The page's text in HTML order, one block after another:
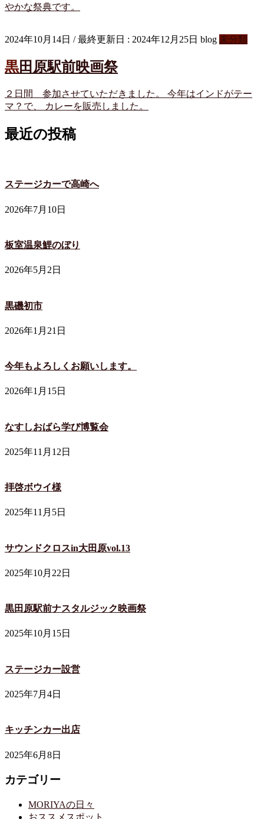
やかな祭典です。
2024年10月14日 / 最終更新日 : 2024年12月25日 blog 未分類
黒田原駅前映画祭
２日間 参加させていただきました。 今年はインドがテー
マ？で、 カレーを販売しました。
最近の投稿
ステージカーで高崎へ
2026年7月10日
板室温泉鯉のぼり
2026年5月2日
黒磯初市
2026年1月21日
今年もよろしくお願いします。
2026年1月15日
なすしおばら学び博覧会
2025年11月12日
拝啓ボウイ様
2025年11月5日
サウンドクロスin大田原vol.13
2025年10月22日
黒田原駅前ナスタルジック映画祭
2025年10月15日
ステージカー設営
2025年7月4日
キッチンカー出店
2025年6月8日
カテゴリー
MORIYAの日々
おススメスポット